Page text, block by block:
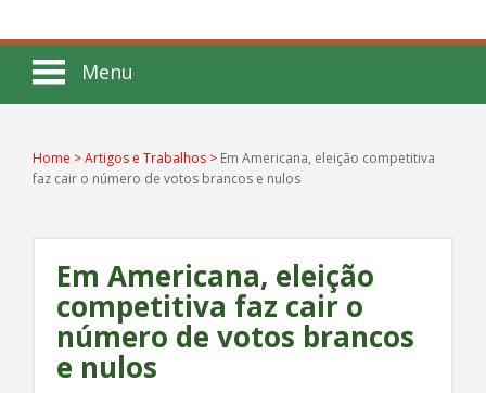
Menu
Home >Artigos e Trabalhos > Em Americana, eleição competitiva
faz cair o número de votos brancos e nulos
Em Americana, eleição
competitiva faz cair o
número de votos brancos
e nulos